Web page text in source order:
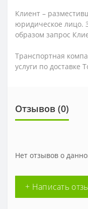
Клиент –
юридическое лицо.
образом запрос
Транспортная
услуги по доставке
Отзывов (0)
Нет отзывов о
+ Написать